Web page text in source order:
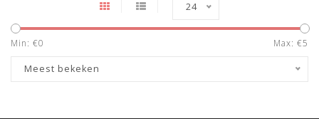
24
Min: €0 Max: €5
Meest bekeken